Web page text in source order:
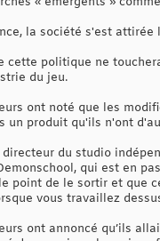
la société s'est
cette politique ne
du jeu.
ont noté que les
un produit qu'ils n'ont
du studio
qui est en
point de le sortir et que
vous travaillez
ont annoncé qu’ils